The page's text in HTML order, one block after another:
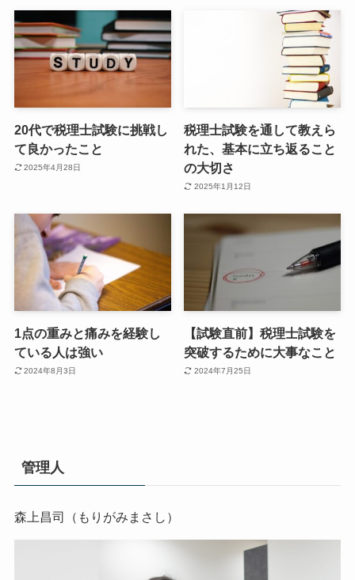
20代で税理士試験に挑戦し
て良かったこと
2025年4月28日
税理士試験を通して教えら
れた、基本に立ち返ること
の大切さ
2025年1月12日
1点の重みと痛みを経験し
ている人は強い
2024年8月3日
【試験直前】税理士試験を
突破するために大事なこと
2024年7月25日
管理人
森上昌司（もりがみまさし）